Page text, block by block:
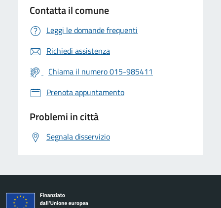
Contatta il comune
Leggi le domande frequenti
Richiedi assistenza
Chiama il numero 015-985411
Prenota appuntamento
Problemi in città
Segnala disservizio